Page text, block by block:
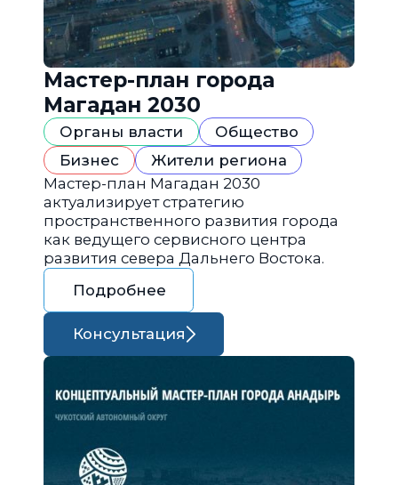
Мастер-план города
Магадан 2030
Органы власти
Общество
Бизнес
Жители региона
Мастер-план Магадан 2030
актуализирует стратегию
пространственного развития города
как ведущего сервисного центра
развития севера Дальнего Востока.
Подробнее
Консультация